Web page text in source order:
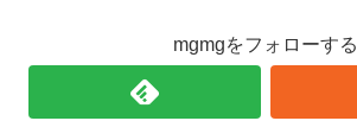
mgmgをフォローする